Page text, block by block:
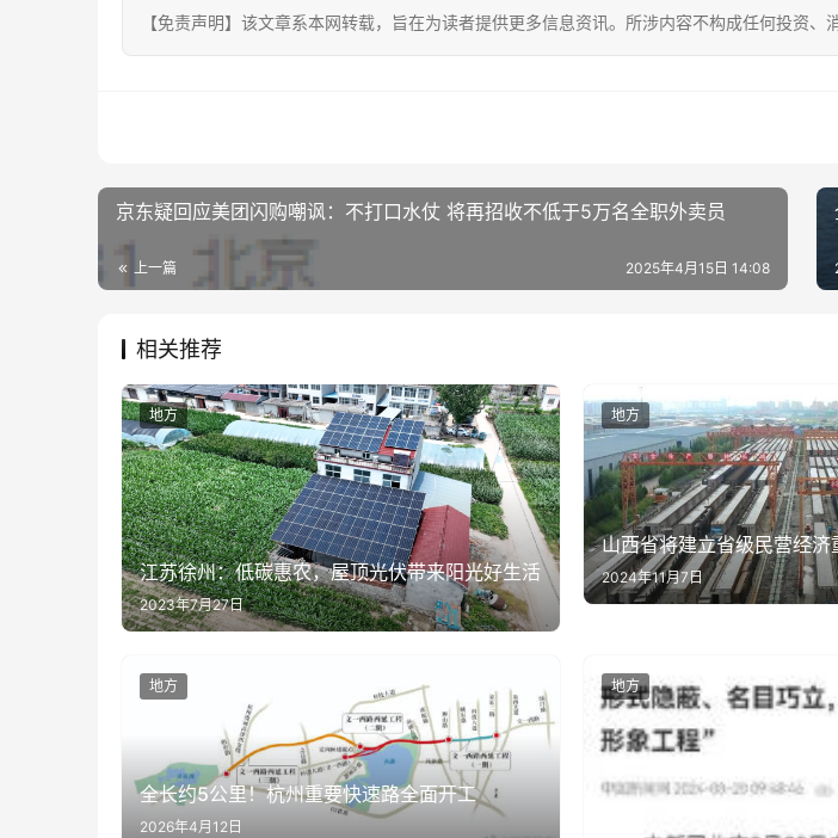
【免责声明】该文章系本网转载，旨在为读者提供更多信息资讯。所涉内容不构成任何投资、
京东疑回应美团闪购嘲讽：不打口水仗 将再招收不低于5万名全职外卖员
上一篇 2025年4月15日 14:08
相关推荐
江苏徐州：低碳惠农，屋顶光伏带来阳光好生活
2023年7月27日
地方
山西省将建立省级民营经济
2024年11月7日
地方
全长约5公里！杭州重要快速路全面开工
2026年4月12日
地方 地方